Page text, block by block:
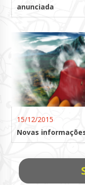
anunciada
15/12/2015
Novas